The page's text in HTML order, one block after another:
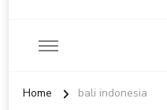
Home bali indonesia